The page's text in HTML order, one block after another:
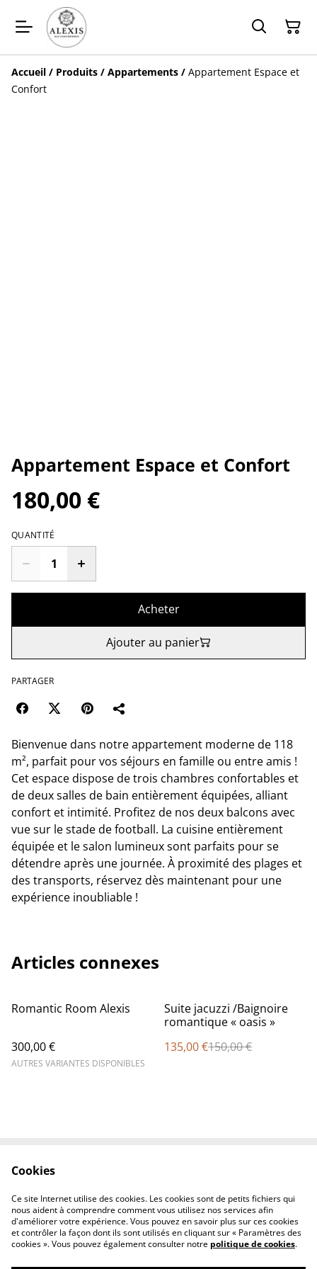
Accueil / Produits / Appartements / Appartement Espace et
Confort
Appartement Espace et Confort
180,00 €
QUANTITÉ
Acheter
Ajouter au panier
PARTAGER
Bienvenue dans notre appartement moderne de 118
m², parfait pour vos séjours en famille ou entre amis !
Cet espace dispose de trois chambres confortables et
de deux salles de bain entièrement équipées, alliant
confort et intimité. Profitez de nos deux balcons avec
vue sur le stade de football. La cuisine entièrement
équipée et le salon lumineux sont parfaits pour se
détendre après une journée. À proximité des plages et
des transports, réservez dès maintenant pour une
expérience inoubliable !
Articles connexes
Romantic Room Alexis
300,00 €
AUTRES VARIANTES DISPONIBLES
%
Suite jacuzzi /Baignoire
romantique « oasis »
135,00 €150,00 €
Politique de
confidentialité
Politique de cookies
Cookies
Ce site Internet utilise des cookies. Les cookies sont de petits fichiers qui
nous aident à comprendre comment vous utilisez nos services afin
d'améliorer votre expérience. Vous pouvez en savoir plus sur ces cookies
et contrôler la façon dont ils sont utilisés en cliquant sur « Paramètres des
cookies ». Vous pouvez également consulter notre politique de cookies.